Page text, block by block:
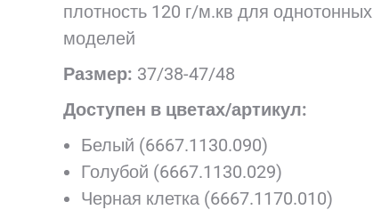
плотность 120 г/м.кв для однотонных
моделей
Размер: 37/38-47/48
Доступен в цветах/артикул:
Белый (6667.1130.090)
Голубой (6667.1130.029)
Черная клетка (6667.1170.010)